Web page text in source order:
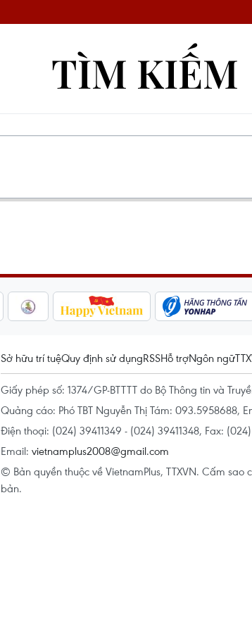
TÌM KIẾM
Sở hữu trí tuệQuy định sử dụngRSSHỗ trợNgôn ngữ
Giấy phép số: 1374/GP-BTTTT do Bộ Thông tin và
Quảng cáo: Phó TBT Nguyễn Thị Tám: 093.5958688,
Điện thoại: (024) 39411349 - (024) 39411348, Fax:
Email: vietnamplus2008@gmail.com
© Bản quyền thuộc về VietnamPlus, TTXVN. Cấm
bản.